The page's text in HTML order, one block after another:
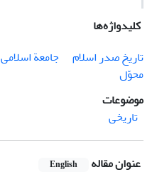
کلیدواژه‌ها
تاریخ صدر اسلام
جامعة اسلامی
محوّل
موضوعات
تاریخی
عنوان مقاله English